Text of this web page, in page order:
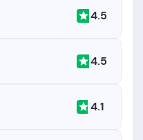
4.5
4.5
4.1